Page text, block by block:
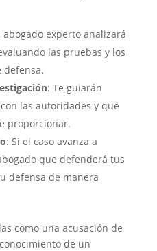
abogado experto analizará
las pruebas y los
defensa.
: Te guiarán
las autoridades y qué
proporcionar.
: Si el caso avanza a
que defenderá tus
defensa de manera
como una acusación de
de un